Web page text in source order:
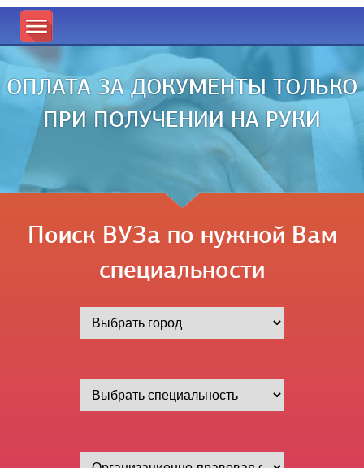
ОПЛАТА ЗА ДОКУМЕНТЫ ТОЛЬКО
ПРИ ПОЛУЧЕНИИ НА РУКИ
Поиск ВУЗа по нужной Вам
специальности